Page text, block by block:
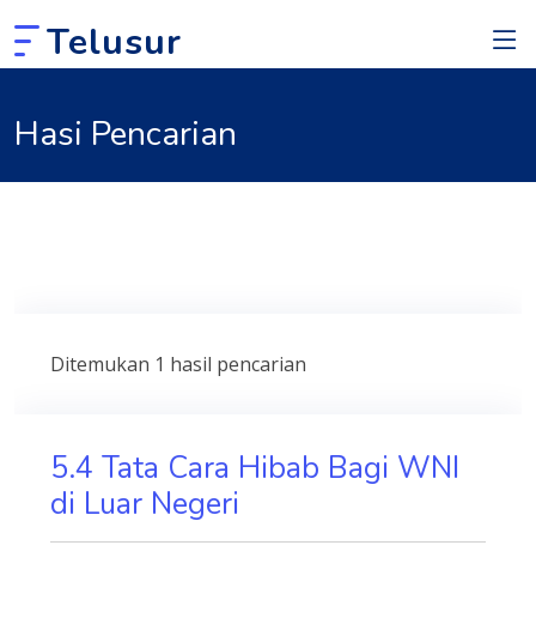
Telusur
Hasi Pencarian
Ditemukan 1 hasil pencarian
5.4 Tata Cara Hibab Bagi WNI
di Luar Negeri